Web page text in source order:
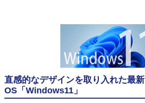
直感的なデザインを取り入れた最新
OS「Windows11」